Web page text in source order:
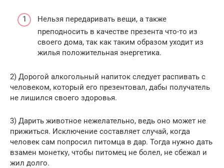
Нельзя передаривать вещи, а также
преподносить в качестве презента что-то из
своего дома, так как таким образом уходит из
жилья положительная энергетика.
2) Дорогой алкогольный напиток следует распивать с
человеком, который его презентовал, дабы получатель
не лишился своего здоровья.
3) Дарить животное нежелательно, ведь оно может не
прижиться. Исключение составляет случай, когда
человек сам попросил питомца в дар. Тогда нужно дать
взамен монетку, чтобы питомец не болел, не сбежал и
жил долго.